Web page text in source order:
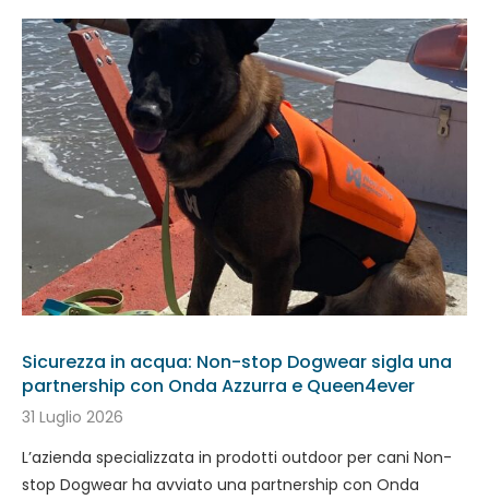
Sicurezza in acqua: Non-stop Dogwear sigla una
partnership con Onda Azzurra e Queen4ever
31 Luglio 2026
L’azienda specializzata in prodotti outdoor per cani Non-
stop Dogwear ha avviato una partnership con Onda